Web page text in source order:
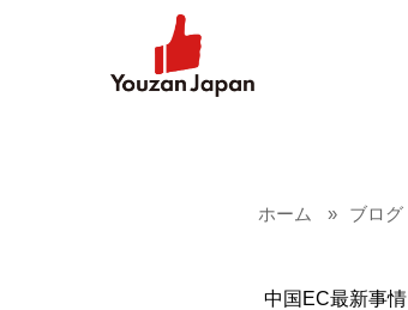
ホーム ブログ
中国EC最新事情